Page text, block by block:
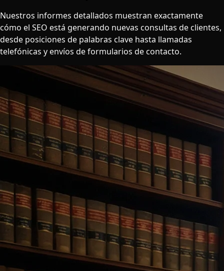
Nuestros informes detallados muestran exactamente
cómo el SEO está generando nuevas consultas de clientes,
desde posiciones de palabras clave hasta llamadas
telefónicas y envíos de formularios de contacto.